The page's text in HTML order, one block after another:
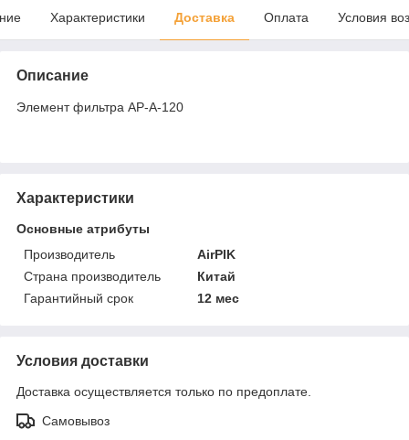
Характеристики Доставка Оплата Условия
Описание
Элемент фильтра AP-A-120
Характеристики
Основные атрибуты
Производитель
AirPIK
Страна производитель
Китай
Гарантийный срок
12 мес
Условия доставки
Доставка осуществляется только по предоплате.
Самовывоз